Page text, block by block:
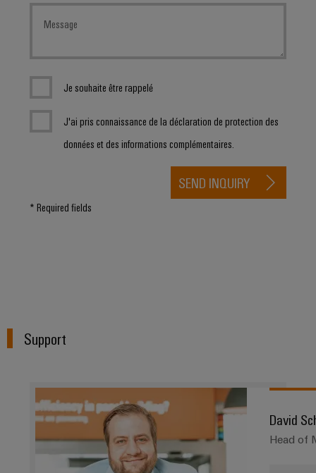
Je souhaite être rappelé
J'ai pris connaissance de la déclaration de protection des
données et des informations complémentaires.
* Required fields
SEND INQUIRY
Support
David
Head of